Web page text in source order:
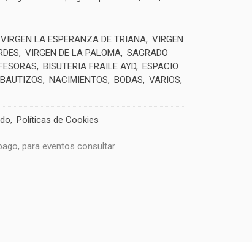
VIRGEN LA ESPERANZA DE TRIANA VIRGEN
VIRGEN DE LA PALOMA SAGRADO
BISUTERIA FRAILE AYD ESPACIO
BAUTIZOS NACIMIENTOS BODAS
VARIOS
Políticas de Cookies
para eventos consultar